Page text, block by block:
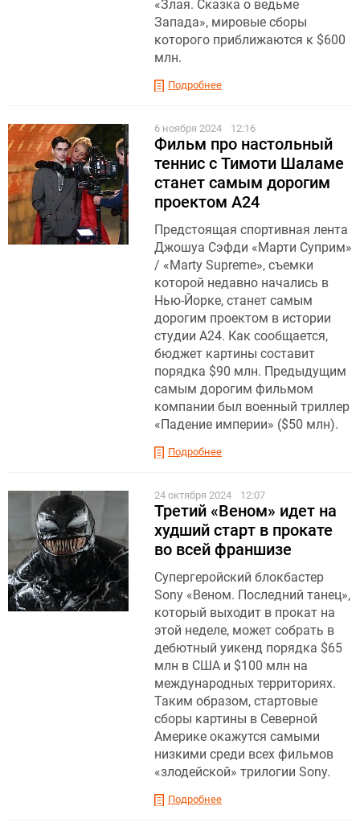
«Злая. Сказка о ведьме
Запада», мировые сборы
которого приближаются к $600
млн.
Подробнее
6 ноября 2024 12:16
Фильм про настольный
теннис с Тимоти Шаламе
станет самым дорогим
проектом А24
Предстоящая спортивная лента
Джошуа Сэфди «Марти Суприм»
/ «Marty Supreme», съемки
которой недавно начались в
Нью-Йорке, станет самым
дорогим проектом в истории
студии А24. Как сообщается,
бюджет картины составит
порядка $90 млн. Предыдущим
самым дорогим фильмом
компании был военный триллер
«Падение империи» ($50 млн).
Подробнее
24 октября 2024 12:07
Третий «Веном» идет на
худший старт в прокате
во всей франшизе
Супергеройский блокбастер
Sony «Веном. Последний танец»,
который выходит в прокат на
этой неделе, может собрать в
дебютный уикенд порядка $65
млн в США и $100 млн на
международных территориях.
Таким образом, стартовые
сборы картины в Северной
Америке окажутся самыми
низкими среди всех фильмов
«злодейской» трилогии Sony.
Подробнее